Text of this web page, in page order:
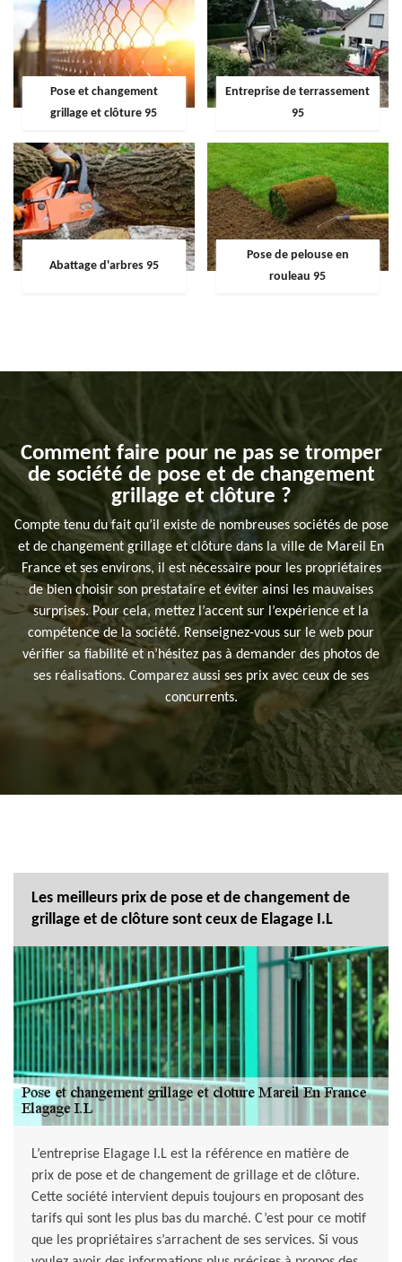
Pose et changement
grillage et clôture 95
Entreprise de terrassement
95
Abattage d'arbres 95
Pose de pelouse en
rouleau 95
Comment faire pour ne pas se tromper
de société de pose et de changement
grillage et clôture ?
Compte tenu du fait qu’il existe de nombreuses sociétés de pose
et de changement grillage et clôture dans la ville de Mareil En
France et ses environs, il est nécessaire pour les propriétaires
de bien choisir son prestataire et éviter ainsi les mauvaises
surprises. Pour cela, mettez l’accent sur l’expérience et la
compétence de la société. Renseignez-vous sur le web pour
vérifier sa fiabilité et n’hésitez pas à demander des photos de
ses réalisations. Comparez aussi ses prix avec ceux de ses
concurrents.
Les meilleurs prix de pose et de changement de
grillage et de clôture sont ceux de Elagage I.L
L’entreprise Elagage I.L est la référence en matière de
prix de pose et de changement de grillage et de clôture.
Cette société intervient depuis toujours en proposant des
tarifs qui sont les plus bas du marché. C’est pour ce motif
que les propriétaires s’arrachent de ses services. Si vous